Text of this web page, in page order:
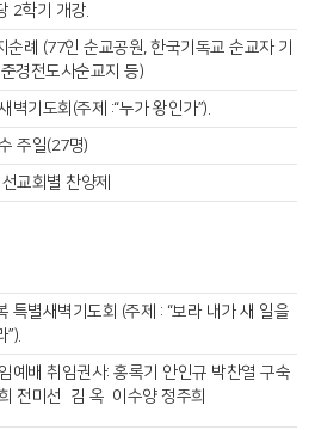
2학기 개강.
순례 (77인 순교공원, 한국기독교 순교자 기
경전도사순교지 등)
벽기도회(주제 :“누가 왕인가”).
주일(27명)
교회별 찬양제
특별새벽기도회 (주제 : “보라 내가 새 일을
예배 취임권사: 홍록기 안인규 박찬열 구숙
전미선 김 옥 이수양 정주희